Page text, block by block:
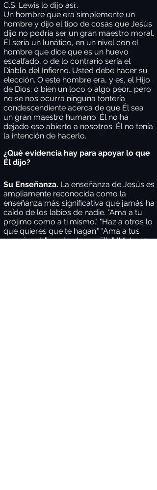
C.S. Lewis lo dijo así:.
Un hombre que era simplemente un
hombre y dijo el tipo de cosas que Jesús
dijo no podría ser un gran maestro moral.
Él sería un lunático, en un nivel con el
hombre que dice que es un huevo
escalfado, o de lo contrario sería el
Diablo del Infierno. Usted debe hacer su
elección. O este hombre era, y es, el Hijo
de Dios; o bien un loco o algo peor… pero
no se nos ocurra ninguna tontería
condescendiente acerca de que Él sea
un gran maestro humano. Él no ha
dejado eso abierto a nosotros. Él no tenía
la intención de hacerlo.
¿Qué evidencia hay para apoyar lo que
Él dijo?
Su Enseñanza. La enseñanza de Jesús es
ampliamente reconocida como la
enseñanza más significativa que jamás ha
caído de los labios de nadie. "Ama a tu
prójimo como a ti mismo." "Haz a otros lo
que quieres que te hagan." "Ama a tus
enemigos", "pon la otra mejilla" (Mateo 5-